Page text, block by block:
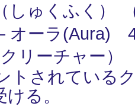
しゅくふく）
オーラ(Aura)
リーチャー）
トされている
る。